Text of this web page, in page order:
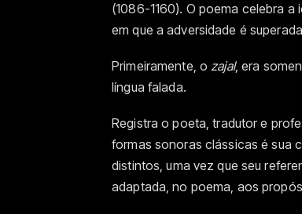
(1086-1160). O poema celebra
em que a adversidade é
Primeiramente, ozajal, era
língua falada.
Registra o poeta, tradutor e
formas sonoras clássicas é sua
distintos, uma vez que seu
adaptada, no poema, aos